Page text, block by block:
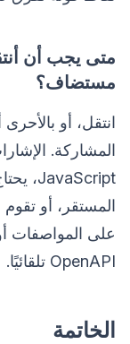
مستضاف؟
انتقل، أو
المشاركة.
المستقر، أو
على المواصفات
OpenAPI تلقائيًا.
الخاتمة